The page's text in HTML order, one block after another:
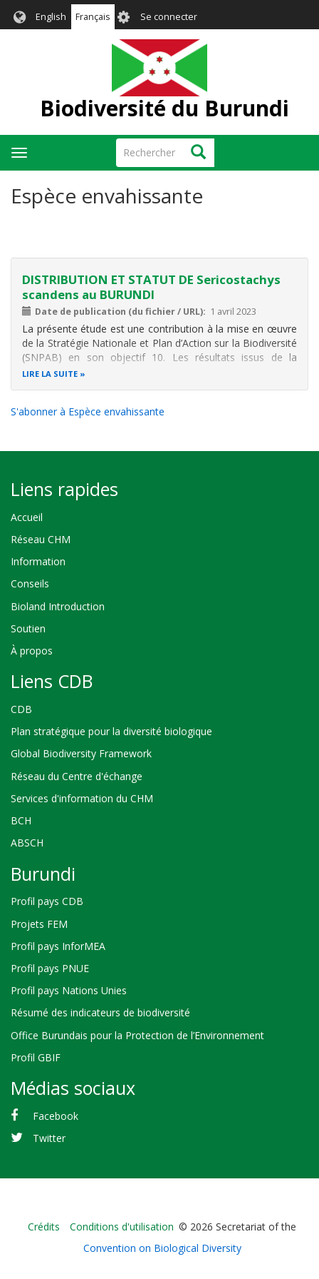
English Français User
account
menu
Se connecter
Biodiversité du Burundi
Rechercher Rechercher
Toggle
navigation
Espèce envahissante
DISTRIBUTION ET STATUT DE Sericostachys
scandens au BURUNDI
Date de publication (du fichier / URL) 1 avril 2023
La présente étude est une contribution à la mise en œuvre
de la Stratégie Nationale et Plan d’Action sur la Biodiversité
(SNPAB) en son objectif 10. Les résultats issus de la
présente étude constituent les indicateurs sur l’aire de
LIRE LA SUITE
S'abonner à Espèce envahissante
Liens rapides
Accueil
Réseau CHM
Information
Conseils
Bioland Introduction
Soutien
À propos
Liens CDB
CDB
Plan stratégique pour la diversité biologique
Global Biodiversity Framework
Réseau du Centre d'échange
Services d'information du CHM
BCH
ABSCH
Burundi
Profil pays CDB
Projets FEM
Profil pays InforMEA
Profil pays PNUE
Profil pays Nations Unies
Résumé des indicateurs de biodiversité
Office Burundais pour la Protection de l’Environnement
Profil GBIF
Médias sociaux
Facebook
Twitter
Bioland
-
Crédits Conditions d'utilisation © 2026 Secretariat of the
Convention on Biological Diversity